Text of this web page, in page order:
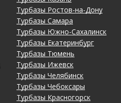
Турбазы Ростов-на-Дону
Турбазы Самара
Турбазы Южно-Сахалинск
Турбазы Екатеринбург
Турбазы Тюмень
Турбазы Ижевск
Турбазы Челябинск
Турбазы Чебоксары
Турбазы Красногорск